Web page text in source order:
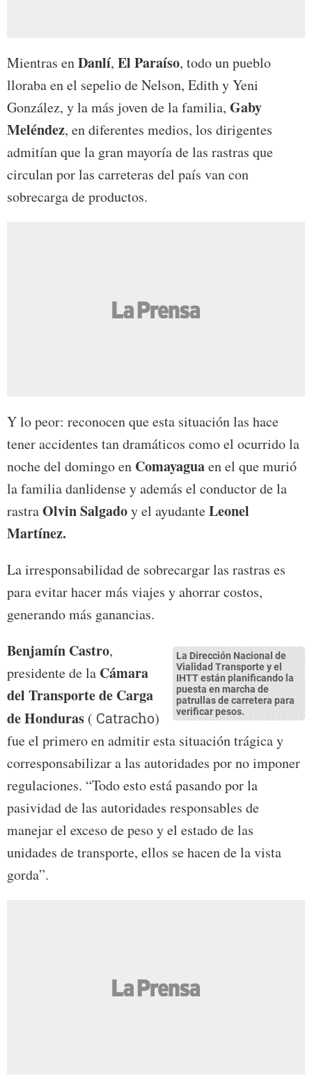
Mientras enDanlí, El Paraíso, todo un pueblo
lloraba en el sepelio de Nelson, Edith y Yeni
González, y la más joven de la familia, Gaby
Meléndez, en diferentes medios, los dirigentes
admitían que la gran mayoría de las rastras que
circulan por las carreteras del país van con
sobrecarga de productos.
Y lo peor: reconocen que esta situación las hace
tener accidentes tan dramáticos como el ocurrido la
noche del domingo en Comayaguaen el que murió
la familia danlidense y además el conductor de la
rastraOlvin Salgadoy el ayudanteLeonel
Martínez.
La irresponsabilidad de sobrecargar las rastras es
para evitar hacer más viajes y ahorrar costos,
generando más ganancias.
La Dirección Nacional de
Vialidad Transporte y el
IHTT están planificando la
puesta en marcha de
patrullas de carretera para
verificar pesos.
Benjamín Castro,
presidente de la Cámara
del Transporte de Carga
de Honduras ( Catracho)
fue el primero en admitir esta situación trágica y
corresponsabilizar a las autoridades por no imponer
regulaciones. “Todo esto está pasando por la
pasividad de las autoridades responsables de
manejar el exceso de peso y el estado de las
unidades de transporte, ellos se hacen de la vista
gorda”.